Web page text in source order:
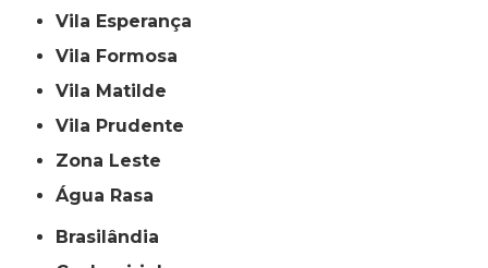
Vila Esperança
Vila Formosa
Vila Matilde
Vila Prudente
Zona Leste
Água Rasa
Brasilândia